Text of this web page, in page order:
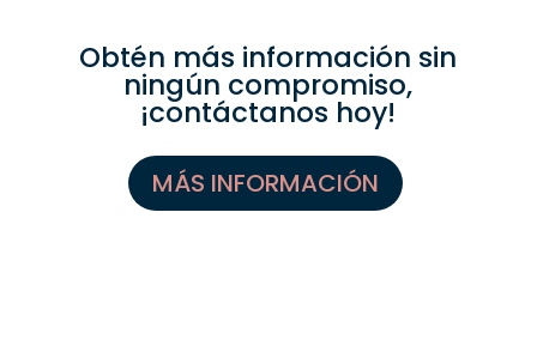
Obtén más información sin
ningún compromiso,
¡contáctanos hoy!
MÁS INFORMACIÓN